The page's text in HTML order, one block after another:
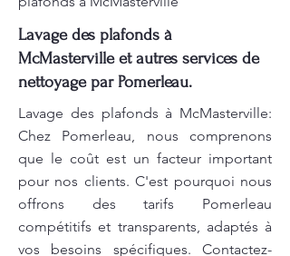
Lavage des plafonds à
McMasterville et autres services de
nettoyage par Pomerleau.
Lavage des plafonds à McMasterville:
Chez Pomerleau, nous comprenons
que le coût est un facteur important
pour nos clients. C'est pourquoi nous
offrons des tarifs Pomerleau
compétitifs et transparents, adaptés à
vos besoins spécifiques. Contactez-